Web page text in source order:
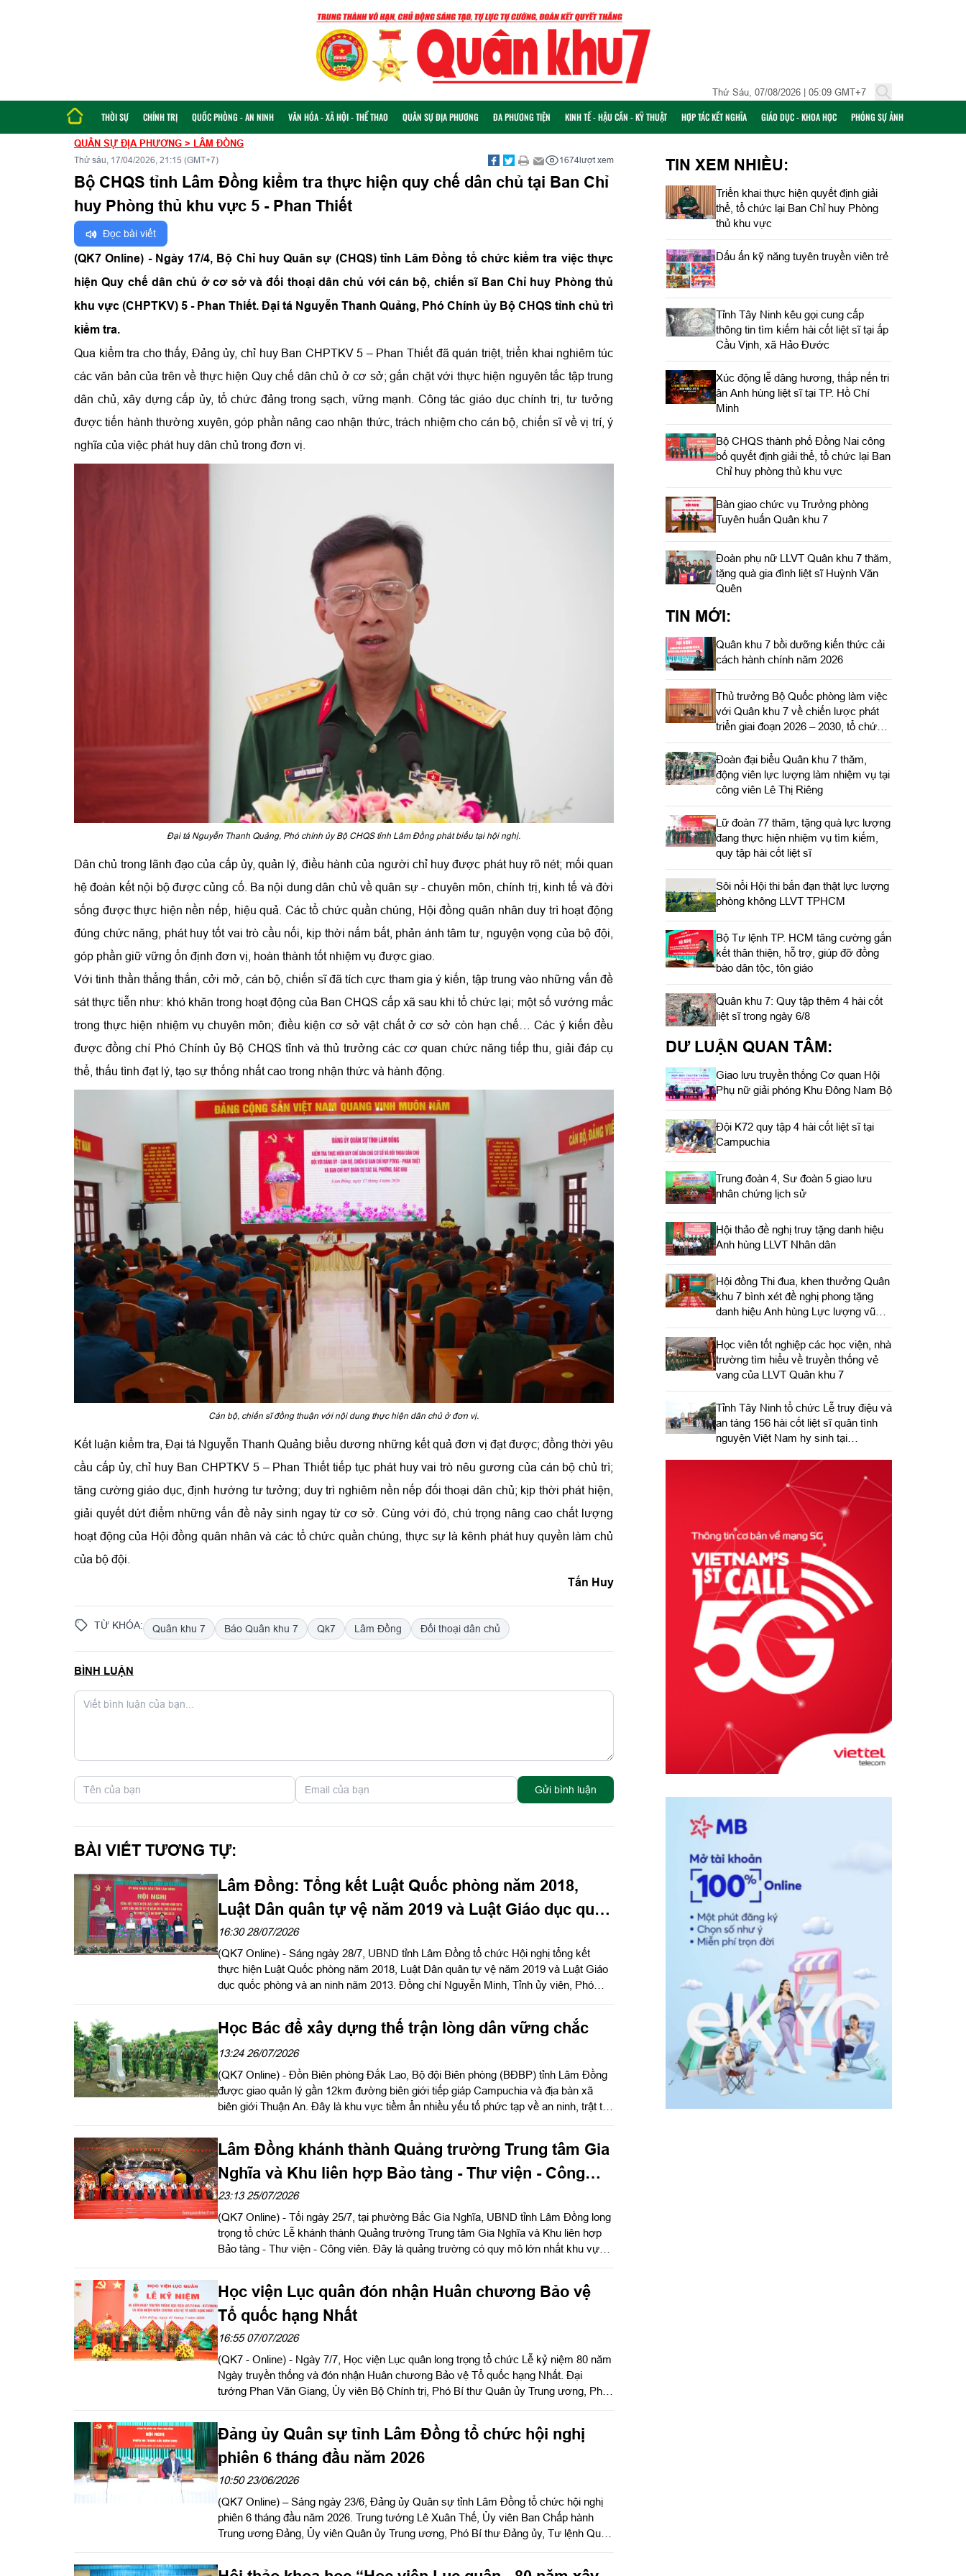
Thứ Sáu, 07/08/2026 | 05:09 GMT+7
THỜI SỰ CHÍNH TRỊ QUỐC PHÒNG - AN NINH VĂN HÓA - XÃ HỘI - THỂ THAO QUÂN SỰ ĐỊA PHƯƠNG ĐA PHƯƠNG TIỆN KINH TẾ - HẬU CẦN - KỸ THUẬT HỢP TÁC KẾT NGHĨA GIÁO DỤC - KHOA HỌC PHÓNG SỰ ẢNH
QUÂN SỰ ĐỊA PHƯƠNG > LÂM ĐỒNG
Thứ sáu, 17/04/2026, 21:15 (GMT+7) 1674lượt xem
Bộ CHQS tỉnh Lâm Đồng kiểm tra thực hiện quy chế dân chủ tại Ban Chỉ
huy Phòng thủ khu vực 5 - Phan Thiết
Đọc bài viết
(QK7 Online) - Ngày 17/4, Bộ Chỉ huy Quân sự (CHQS) tỉnh Lâm Đồng tổ chức kiểm tra việc thực
hiện Quy chế dân chủ ở cơ sở và đối thoại dân chủ với cán bộ, chiến sĩ Ban Chỉ huy Phòng thủ
khu vực (CHPTKV) 5 - Phan Thiết. Đại tá Nguyễn Thanh Quảng, Phó Chính ủy Bộ CHQS tỉnh chủ trì
kiểm tra.
Qua kiểm tra cho thấy, Đảng ủy, chỉ huy Ban CHPTKV 5 – Phan Thiết đã quán triệt, triển khai nghiêm túc
các văn bản của trên về thực hiện Quy chế dân chủ ở cơ sở; gắn chặt với thực hiện nguyên tắc tập trung
dân chủ, xây dựng cấp ủy, tổ chức đảng trong sạch, vững mạnh. Công tác giáo dục chính trị, tư tưởng
được tiến hành thường xuyên, góp phần nâng cao nhận thức, trách nhiệm cho cán bộ, chiến sĩ về vị trí, ý
nghĩa của việc phát huy dân chủ trong đơn vị.
Đại tá Nguyễn Thanh Quảng, Phó chính ủy Bộ CHQS tỉnh Lâm Đồng phát biểu tại hội nghị.
Dân chủ trong lãnh đạo của cấp ủy, quản lý, điều hành của người chỉ huy được phát huy rõ nét; mối quan
hệ đoàn kết nội bộ được củng cố. Ba nội dung dân chủ về quân sự - chuyên môn, chính trị, kinh tế và đời
sống được thực hiện nền nếp, hiệu quả. Các tổ chức quần chúng, Hội đồng quân nhân duy trì hoạt động
đúng chức năng, phát huy tốt vai trò cầu nối, kịp thời nắm bắt, phản ánh tâm tư, nguyện vọng của bộ đội,
góp phần giữ vững ổn định đơn vị, hoàn thành tốt nhiệm vụ được giao.
Với tinh thần thẳng thắn, cởi mở, cán bộ, chiến sĩ đã tích cực tham gia ý kiến, tập trung vào những vấn đề
sát thực tiễn như: khó khăn trong hoạt động của Ban CHQS cấp xã sau khi tổ chức lại; một số vướng mắc
trong thực hiện nhiệm vụ chuyên môn; điều kiện cơ sở vật chất ở cơ sở còn hạn chế… Các ý kiến đều
được đồng chí Phó Chính ủy Bộ CHQS tỉnh và thủ trưởng các cơ quan chức năng tiếp thu, giải đáp cụ
thể, thấu tình đạt lý, tạo sự thống nhất cao trong nhận thức và hành động.
Cán bộ, chiến sĩ đồng thuận với nội dung thực hiện dân chủ ở đơn vị.
Kết luận kiểm tra, Đại tá Nguyễn Thanh Quảng biểu dương những kết quả đơn vị đạt được; đồng thời yêu
cầu cấp ủy, chỉ huy Ban CHPTKV 5 – Phan Thiết tiếp tục phát huy vai trò nêu gương của cán bộ chủ trì;
tăng cường giáo dục, định hướng tư tưởng; duy trì nghiêm nền nếp đối thoại dân chủ; kịp thời phát hiện,
giải quyết dứt điểm những vấn đề nảy sinh ngay từ cơ sở. Cùng với đó, chú trọng nâng cao chất lượng
hoạt động của Hội đồng quân nhân và các tổ chức quần chúng, thực sự là kênh phát huy quyền làm chủ
của bộ đội.
Tấn Huy
TỪ KHÓA: Quân khu 7 Báo Quân khu 7 Qk7 Lâm Đồng Đối thoại dân chủ
BÌNH LUẬN
Gửi bình luận
BÀI VIẾT TƯƠNG TỰ:
Lâm Đồng: Tổng kết Luật Quốc phòng năm 2018,
Luật Dân quân tự vệ năm 2019 và Luật Giáo dục quốc
phòng và an ninh năm 2013.
16:30 28/07/2026
(QK7 Online) - Sáng ngày 28/7, UBND tỉnh Lâm Đồng tổ chức Hội nghị tổng kết
thực hiện Luật Quốc phòng năm 2018, Luật Dân quân tự vệ năm 2019 và Luật Giáo
dục quốc phòng và an ninh năm 2013. Đồng chí Nguyễn Minh, Tỉnh ủy viên, Phó
Tỉnh ủy, Chỉ huy trưởng Bộ CHQS tỉnh Lâm Đồng đồng chủ trì hội nghị.
Học Bác để xây dựng thế trận lòng dân vững chắc
13:24 26/07/2026
(QK7 Online) - Đồn Biên phòng Đắk Lao, Bộ đội Biên phòng (BĐBP) tỉnh Lâm Đồng
được giao quản lý gần 12km đường biên giới tiếp giáp Campuchia và địa bàn xã
biên giới Thuận An. Đây là khu vực tiềm ẩn nhiều yếu tố phức tạp về an ninh, trật tự,
kiện nhiệm vụ ngày càng cao, cán bộ, chiến sĩ đơn vị luôn xác định học tập và làm
theo tư tưởng, đạo đức, phong cách Hồ Chí Minh là động lực để hoàn thành tốt mọi
nhiệm vụ.
Lâm Đồng khánh thành Quảng trường Trung tâm Gia
Nghĩa và Khu liên hợp Bảo tàng - Thư viện - Công
viên
23:13 25/07/2026
(QK7 Online) - Tối ngày 25/7, tại phường Bắc Gia Nghĩa, UBND tỉnh Lâm Đồng long
trọng tổ chức Lễ khánh thành Quảng trường Trung tâm Gia Nghĩa và Khu liên hợp
Bảo tàng - Thư viện - Công viên. Đây là quảng trường có quy mô lớn nhất khu vực
trưởng Bộ Quốc phòng; Trung tướng Lê Xuân Thế, Ủy viên Ban Chấp hành Trung
ương Đảng, Ủy viên Quân ủy Trung ương, Phó Bí thư Đảng ủy, Tư lệnh Quân khu
Học viện Lục quân đón nhận Huân chương Bảo vệ
Tổ quốc hạng Nhất
16:55 07/07/2026
(QK7 - Online) - Ngày 7/7, Học viện Lục quân long trọng tổ chức Lễ kỷ niệm 80 năm
Ngày truyền thống và đón nhận Huân chương Bảo vệ Tổ quốc hạng Nhất. Đại
tướng Phan Văn Giang, Ủy viên Bộ Chính trị, Phó Bí thư Quân ủy Trung ương, Phó
Đảng ủy Quân sự tỉnh Lâm Đồng tổ chức hội nghị
phiên 6 tháng đầu năm 2026
10:50 23/06/2026
(QK7 Online) – Sáng ngày 23/6, Đảng ủy Quân sự tỉnh Lâm Đồng tổ chức hội nghị
phiên 6 tháng đầu năm 2026. Trung tướng Lê Xuân Thế, Ủy viên Ban Chấp hành
Trung ương Đảng, Ủy viên Quân ủy Trung ương, Phó Bí thư Đảng ủy, Tư lệnh Quân
TIN XEM NHIỀU:
Triển khai thực hiện quyết định giải
thể, tổ chức lại Ban Chỉ huy Phòng
thủ khu vực
Dấu ấn kỹ năng tuyên truyền viên trẻ
Tỉnh Tây Ninh kêu gọi cung cấp
thông tin tìm kiếm hài cốt liệt sĩ tại ấp
Cầu Vịnh, xã Hảo Đước
Xúc động lễ dâng hương, thắp nến tri
ân Anh hùng liệt sĩ tại TP. Hồ Chí
Minh
Bộ CHQS thành phố Đồng Nai công
bố quyết định giải thể, tổ chức lại Ban
Chỉ huy phòng thủ khu vực
Bàn giao chức vụ Trưởng phòng
Tuyên huấn Quân khu 7
Đoàn phụ nữ LLVT Quân khu 7 thăm,
tặng quà gia đình liệt sĩ Huỳnh Văn
Quên
TIN MỚI:
Quân khu 7 bồi dưỡng kiến thức cải
cách hành chính năm 2026
Thủ trưởng Bộ Quốc phòng làm việc
với Quân khu 7 về chiến lược phát
triển giai đoạn 2026 – 2030, tổ chức,
cơ cấu lại doanh nghiệp
Đoàn đại biểu Quân khu 7 thăm,
động viên lực lượng làm nhiệm vụ tại
công viên Lê Thị Riêng
Lữ đoàn 77 thăm, tặng quà lực lượng
đang thực hiện nhiệm vụ tìm kiếm,
quy tập hài cốt liệt sĩ
Sôi nổi Hội thi bắn đạn thật lực lượng
phòng không LLVT TPHCM
Bộ Tư lệnh TP. HCM tăng cường gắn
kết thân thiện, hỗ trợ, giúp đỡ đồng
bào dân tộc, tôn giáo
Quân khu 7: Quy tập thêm 4 hài cốt
liệt sĩ trong ngày 6/8
DƯ LUẬN QUAN TÂM:
Giao lưu truyền thống Cơ quan Hội
Phụ nữ giải phóng Khu Đông Nam Bộ
Đội K72 quy tập 4 hài cốt liệt sĩ tại
Campuchia
Trung đoàn 4, Sư đoàn 5 giao lưu
nhân chứng lịch sử
Hội thảo đề nghị truy tặng danh hiệu
Anh hùng LLVT Nhân dân
Hội đồng Thi đua, khen thưởng Quân
khu 7 bình xét đề nghị phong tặng
danh hiệu Anh hùng Lực lượng vũ
trang nhân dân
Học viên tốt nghiệp các học viện, nhà
trường tìm hiểu về truyền thống vẻ
vang của LLVT Quân khu 7
​Tỉnh Tây Ninh tổ chức Lễ truy điệu và
an táng 156 hài cốt liệt sĩ quân tình
nguyện Việt Nam hy sinh tại